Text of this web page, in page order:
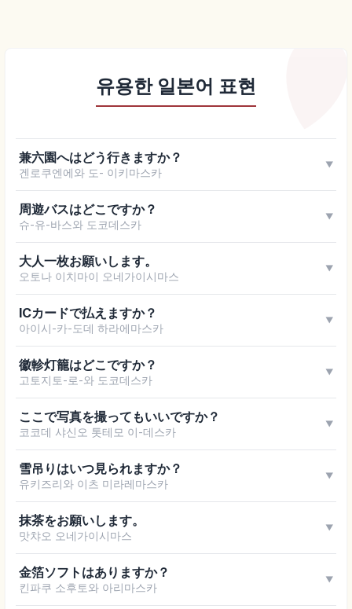
유용한 일본어 표현
兼六園へはどう行きますか？
겐로쿠엔에와 도- 이키마스카
▼
周遊バスはどこですか？
슈-유-바스와 도코데스카
▼
大人一枚お願いします。
오토나 이치마이 오네가이시마스
▼
ICカードで払えますか？
아이시-카-도데 하라에마스카
▼
徽軫灯籠はどこですか？
고토지토-로-와 도코데스카
▼
ここで写真を撮ってもいいですか？
코코데 샤신오 톳테모 이-데스카
▼
雪吊りはいつ見られますか？
유키즈리와 이츠 미라레마스카
▼
抹茶をお願いします。
맛챠오 오네가이시마스
▼
金箔ソフトはありますか？
킨파쿠 소후토와 아리마스카
▼